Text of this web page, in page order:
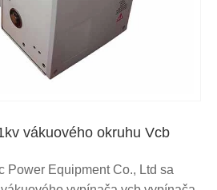
vákuového okruhu Vcb
Power Equipment Co., Ltd sa